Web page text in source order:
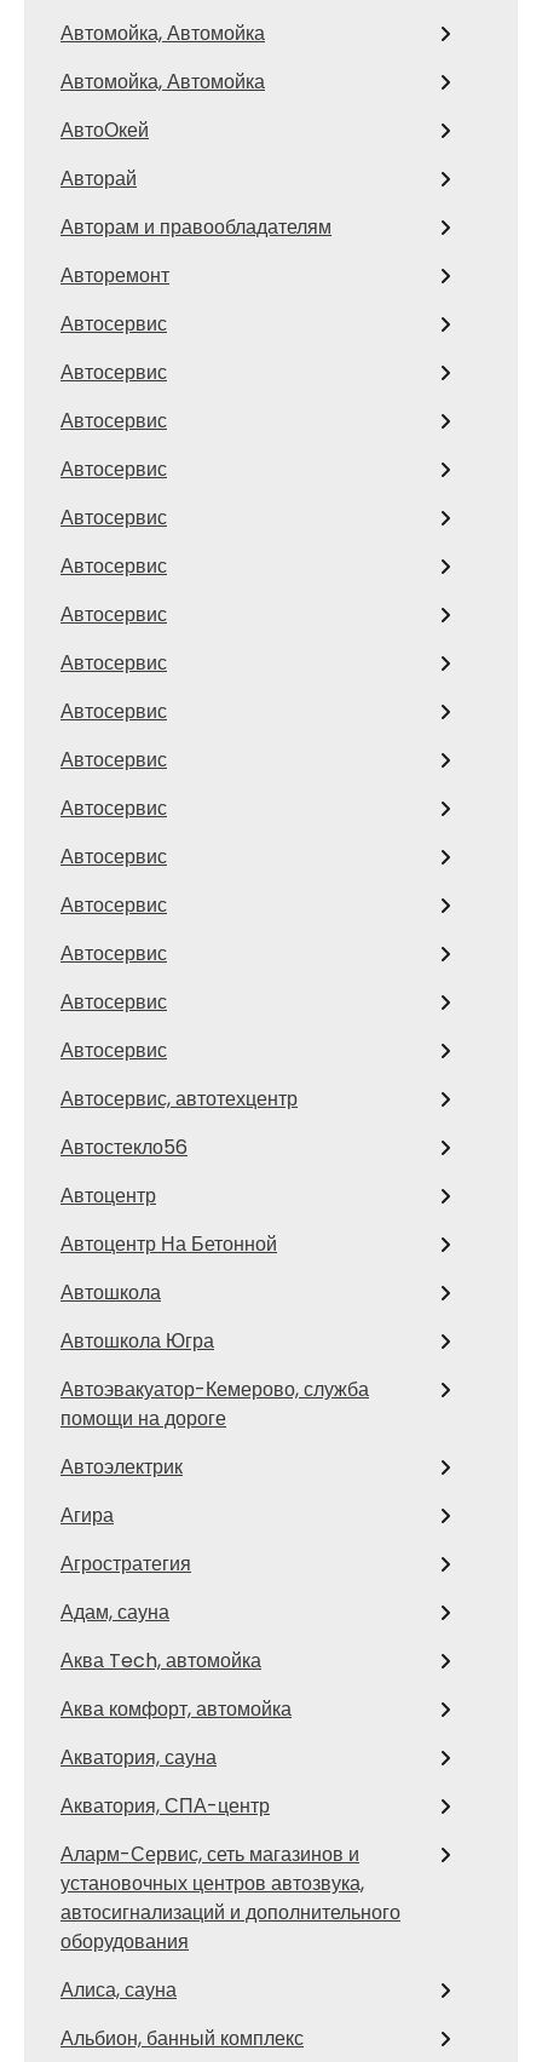
Автомойка, Автомойка
Автомойка, Автомойка
АвтоОкей
Авторай
Авторам и правообладателям
Авторемонт
Автосервис
Автосервис
Автосервис
Автосервис
Автосервис
Автосервис
Автосервис
Автосервис
Автосервис
Автосервис
Автосервис
Автосервис
Автосервис
Автосервис
Автосервис
Автосервис
Автосервис, автотехцентр
Автостекло56
Автоцентр
Автоцентр На Бетонной
Автошкола
Автошкола Югра
Автоэвакуатор-Кемерово, служба
помощи на дороге
Автоэлектрик
Агира
Агростратегия
Адам, сауна
Аква Tech, автомойка
Аква комфорт, автомойка
Акватория, сауна
Акватория, СПА-центр
Аларм-Сервис, сеть магазинов и
установочных центров автозвука,
автосигнализаций и дополнительного
оборудования
Алиса, сауна
Альбион, банный комплекс